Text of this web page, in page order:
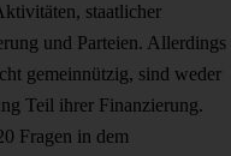
staatlicher
und Parteien. Allerdings
gemeinnützig, sind weder
Teil ihrer Finanzierung.
Fragen in dem